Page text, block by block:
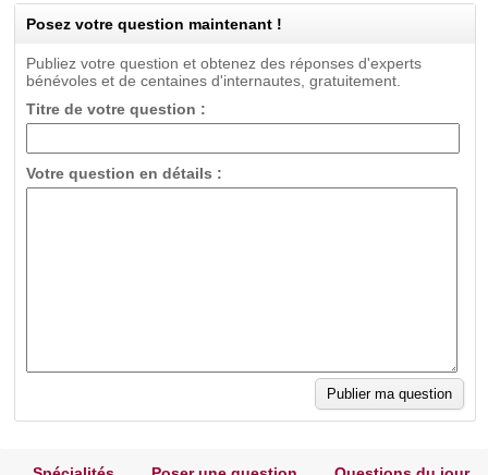
Posez votre question maintenant !
Publiez votre question et obtenez des réponses d'experts
bénévoles et de centaines d'internautes, gratuitement.
Titre de votre question :
Votre question en détails :